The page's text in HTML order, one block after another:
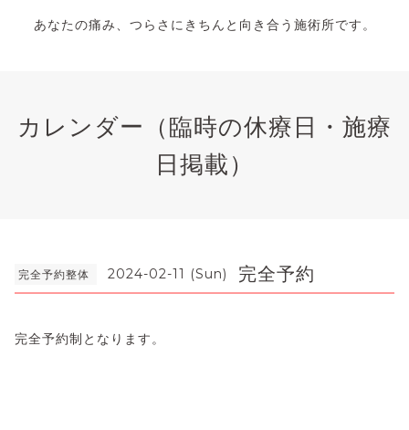
あなたの痛み、つらさにきちんと向き合う施術所です。
カレンダー（臨時の休療日・施療
日掲載）
完全予約整体 2024-02-11 (Sun) 完全予約
完全予約制となります。